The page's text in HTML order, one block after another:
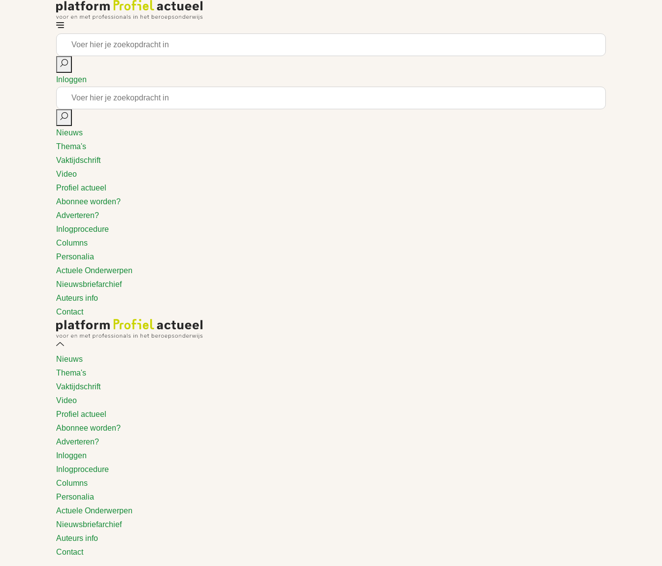
Inloggen
Nieuws
Thema's
Vaktijdschrift
Video
Profiel actueel
Abonnee worden?
Adverteren?
Inlogprocedure
Columns
Personalia
Actuele Onderwerpen
Nieuwsbriefarchief
Auteurs info
Contact
Nieuws
Thema's
Vaktijdschrift
Video
Profiel actueel
Abonnee worden?
Adverteren?
Inloggen
Inlogprocedure
Columns
Personalia
Actuele Onderwerpen
Nieuwsbriefarchief
Auteurs info
Contact